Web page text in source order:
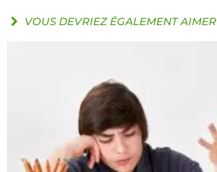
VOUS DEVRIEZ ÉGALEMENT AIMER